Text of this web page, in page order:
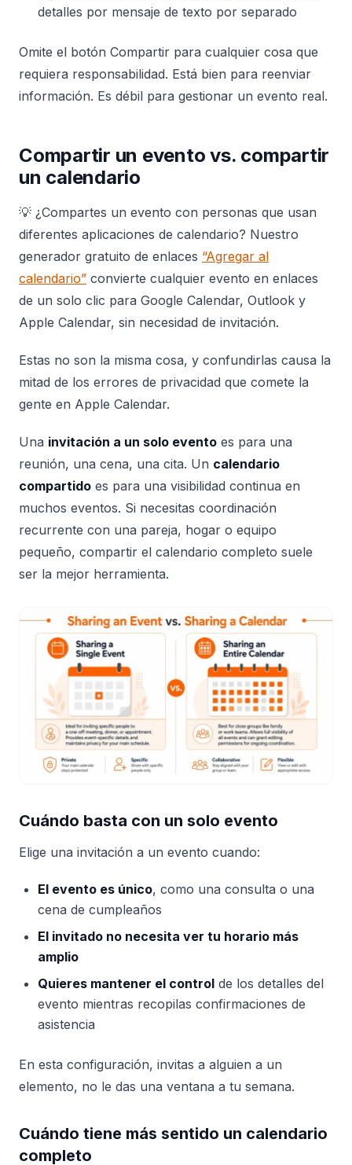
detalles por mensaje de texto por separado
Omite el botón Compartir para cualquier cosa que
requiera responsabilidad. Está bien para reenviar
información. Es débil para gestionar un evento real.
Compartir un evento vs. compartir
un calendario
💡 ¿Compartes un evento con personas que usan
diferentes aplicaciones de calendario? Nuestro
generador gratuito de enlaces “Agregar al
calendario” convierte cualquier evento en enlaces
de un solo clic para Google Calendar, Outlook y
Apple Calendar, sin necesidad de invitación.
Estas no son la misma cosa, y confundirlas causa la
mitad de los errores de privacidad que comete la
gente en Apple Calendar.
Una invitación a un solo evento es para una
reunión, una cena, una cita. Un calendario
compartido es para una visibilidad continua en
muchos eventos. Si necesitas coordinación
recurrente con una pareja, hogar o equipo
pequeño, compartir el calendario completo suele
ser la mejor herramienta.
Cuándo basta con un solo evento
Elige una invitación a un evento cuando:
El evento es único, como una consulta o una
cena de cumpleaños
El invitado no necesita ver tu horario más
amplio
Quieres mantener el control de los detalles del
evento mientras recopilas confirmaciones de
asistencia
En esta configuración, invitas a alguien a un
elemento, no le das una ventana a tu semana.
Cuándo tiene más sentido un calendario
completo